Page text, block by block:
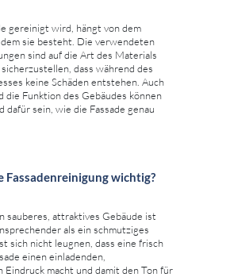
gereinigt wird, hängt von dem
sie besteht. Die verwendeten
sind auf die Art des Materials
dass während des
keine Schäden entstehen. Auch
die Funktion des Gebäudes können
dafür sein, wie die Fassade genau
Fassadenreinigung wichtig?
sauberes, attraktives Gebäude ist
als ein schmutziges
sich nicht leugnen, dass eine frisch
einen einladenden,
Eindruck macht und damit den Ton für